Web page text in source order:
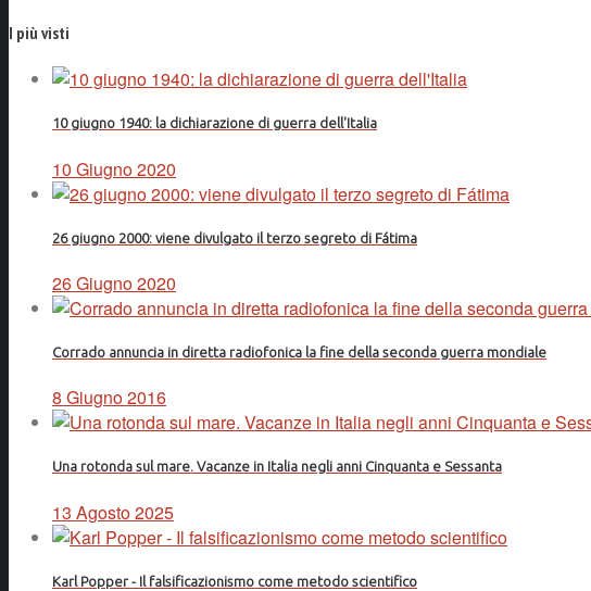
I più visti
10 giugno 1940: la dichiarazione di guerra dell'Italia
10 Giugno 2020
26 giugno 2000: viene divulgato il terzo segreto di Fátima
26 Giugno 2020
Corrado annuncia in diretta radiofonica la fine della seconda guerra mondiale
8 Giugno 2016
Una rotonda sul mare. Vacanze in Italia negli anni Cinquanta e Sessanta
13 Agosto 2025
Karl Popper - Il falsificazionismo come metodo scientifico